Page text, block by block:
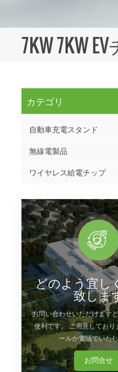
7KW 7KW
カテゴリ
自動車充電スタンド
無線電製品
ワイヤレス給電チップ
どのよう宜し
致しま
お問い合わせいただけます
便利です。 ご用意してお
ールか電話でいた
お問合せ